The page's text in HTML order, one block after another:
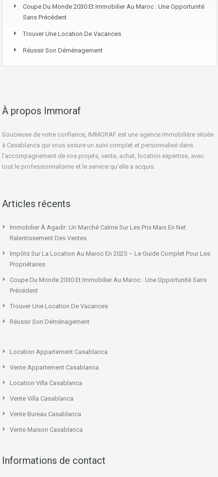
Coupe Du Monde 2030 Et Immobilier Au Maroc : Une Opportunité
Sans Précédent
Trouver Une Location De Vacances
Réussir Son Déménagement
À propos Immoraf
Soucieuse de votre confiance, IMMORAF est une agence immobilière située
à Casablanca qui vous assure un suivi complet et personnalisé dans
l’accompagnement de vos projets, vente, achat, location expertise, avec
tout le professionnalisme et le service qu’elle a acquis.
Articles récents
Immobilier À Agadir: Un Marché Calme Sur Les Prix Mais En Net
Ralentissement Des Ventes
Impôts Sur La Location Au Maroc En 2025 – Le Guide Complet Pour Les
Propriétaires
Coupe Du Monde 2030 Et Immobilier Au Maroc : Une Opportunité Sans
Précédent
Trouver Une Location De Vacances
Réussir Son Déménagement
Location Appartement Casablanca
Vente Appartement Casablanca
Location Villa Casablanca
Vente Villa Casablanca
Vente Bureau Casablanca
Vente Maison Casablanca
Informations de contact